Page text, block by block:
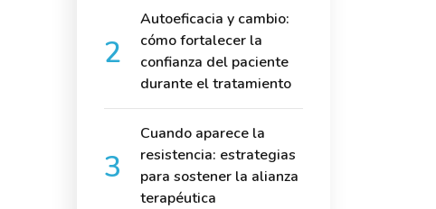
Autoeficacia y cambio:
cómo fortalecer la
confianza del paciente
durante el tratamiento
Cuando aparece la
resistencia: estrategias
para sostener la alianza
terapéutica